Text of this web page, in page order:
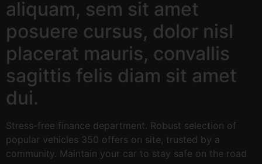
aliquam, sem sit amet
posuere cursus, dolor nisl
placerat mauris, convallis
sagittis felis diam sit amet
dui.
Stress-free finance department. Robust selection of
popular vehicles 350 offers on site, trusted by a
community. Maintain your car to stay safe on the road